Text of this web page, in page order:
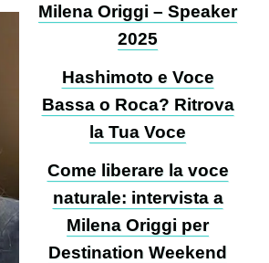
Milena Origgi – Speaker
2025
Hashimoto e Voce
Bassa o Roca? Ritrova
la Tua Voce
Come liberare la voce
naturale: intervista a
Milena Origgi per
Destination Weekend